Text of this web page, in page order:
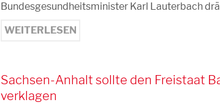
Bundesgesundheitsminister Karl Lauterbach
WEITERLESEN
Sachsen-Anhalt sollte den Freistaat
verklagen